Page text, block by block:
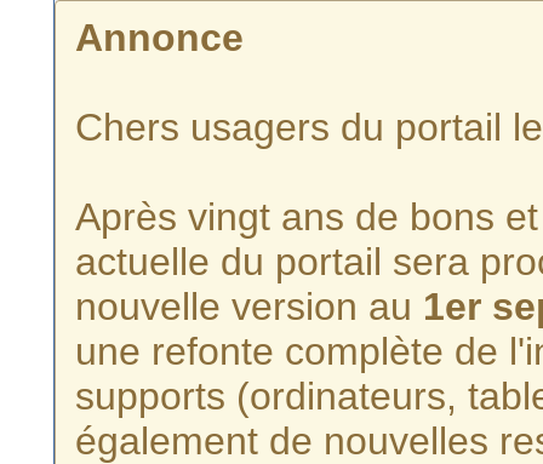
Annonce
Chers usagers du portail
Après vingt ans de bons
actuelle du portail sera
nouvelle version au 1er
une refonte complète de
supports (ordinateurs,
également de nouvelles